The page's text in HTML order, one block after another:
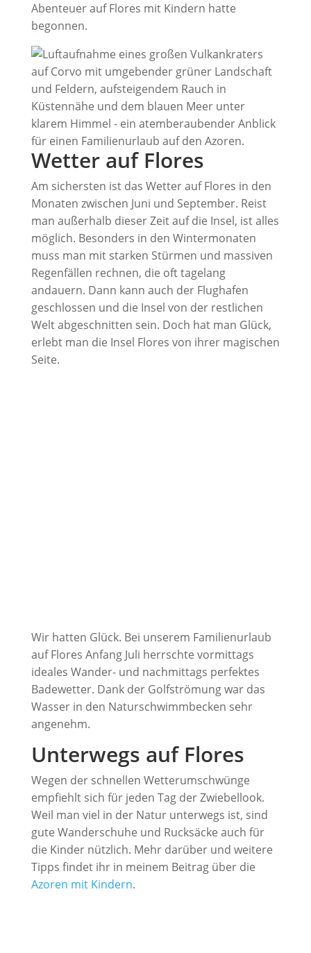
Abenteuer auf Flores mit Kindern hatte
begonnen.
Wetter auf Flores
Am sichersten ist das Wetter auf Flores in den
Monaten zwischen Juni und September. Reist
man außerhalb dieser Zeit auf die Insel, ist alles
möglich. Besonders in den Wintermonaten
muss man mit starken Stürmen und massiven
Regenfällen rechnen, die oft tagelang
andauern. Dann kann auch der Flughafen
geschlossen und die Insel von der restlichen
Welt abgeschnitten sein. Doch hat man Glück,
erlebt man die Insel Flores von ihrer magischen
Seite.
Wir hatten Glück. Bei unserem Familienurlaub
auf Flores Anfang Juli herrschte vormittags
ideales Wander- und nachmittags perfektes
Badewetter. Dank der Golfströmung war das
Wasser in den Naturschwimmbecken sehr
angenehm.
Unterwegs auf Flores
Wegen der schnellen Wetterumschwünge
empfiehlt sich für jeden Tag der Zwiebellook.
Weil man viel in der Natur unterwegs ist, sind
gute Wanderschuhe und Rucksäcke auch für
die Kinder nützlich. Mehr darüber und weitere
Tipps findet ihr in meinem Beitrag über die
Azoren mit Kindern.